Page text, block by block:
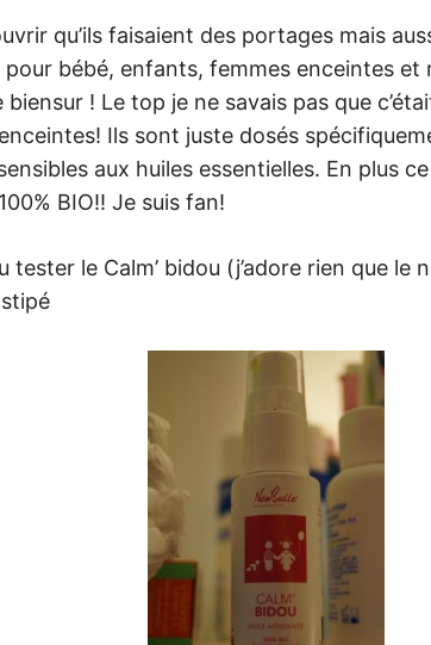
qu’ils faisaient des portages mais
pour bébé, enfants, femmes enceintes et
biensur ! Le top je ne savais pas que
Ils sont juste dosés
aux huiles essentielles. En plus
BIO!! Je suis fan!
tester le Calm’ bidou (j’adore rien que le